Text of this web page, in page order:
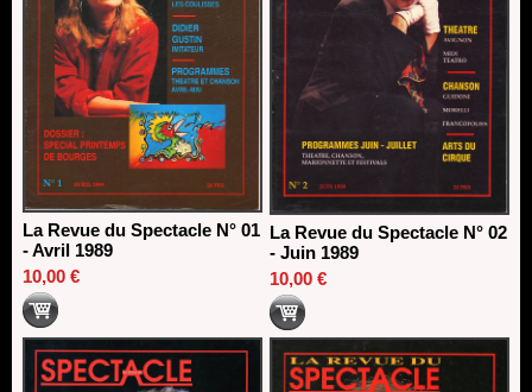
La Revue du Spectacle N° 01
- Avril 1989
10,00 €
La Revue du Spectacle N° 02
- Juin 1989
10,00 €